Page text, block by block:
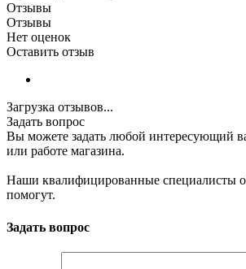
Отзывы
Отзывы
Нет оценок
Оставить отзыв
Загрузка отзывов...
Задать вопрос
Вы можете задать любой интересующий
или работе магазина.
Наши квалифицированные специалисты
помогут.
Задать вопрос